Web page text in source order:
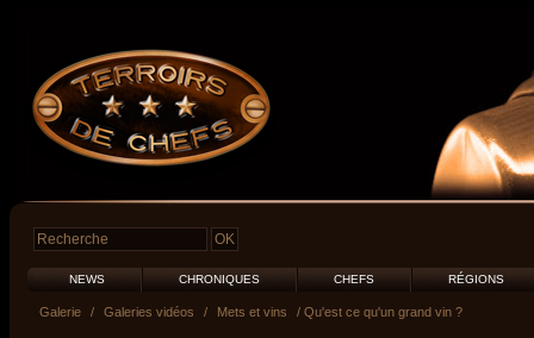
NEWS CHRONIQUES CHEFS RÉGIONS
Galerie / Galeries vidéos / Mets et vins / Qu'est ce qu'un grand vin ?